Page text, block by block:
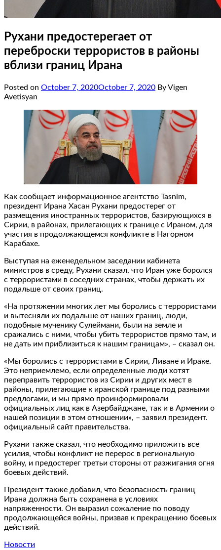
Рухани предостерегает от
переброски террористов в районы
вблизи границ Ирана
Posted on October 7, 2020October 7, 2020 By Vigen
Avetisyan
Как сообщает информационное агентство Tasnim,
президент Ирана Хасан Рухани предостерег от
размещения иностранных террористов, базирующихся в
Сирии, в районах, прилегающих к границе с Ираном, для
участия в продолжающемся конфликте в Нагорном
Карабахе.
Выступая на еженедельном заседании кабинета
министров в среду, Рухани сказал, что Иран уже боролся
с террористами в соседних странах, чтобы держать их
подальше от своих границ.
«На протяжении многих лет мы боролись с террористами
и вытесняли их подальше от наших границ, люди,
подобные мученику Сулеймани, были на земле и
сражались с ними, чтобы убить террористов прямо там, и
не дать им приблизиться к нашим границам», – сказал он.
«Мы боролись с террористами в Сирии, Ливане и Ираке.
Это неприемлемо, если определенные люди хотят
переправить террористов из Сирии и других мест в
районы, прилегающие к иранской границе под разными
предлогами, и мы прямо проинформировали
официальных лиц как в Азербайджане, так и в Армении о
нашей позиции в этом отношении», – заявил президент.
официальный сайт правительства.
Рухани также сказал, что необходимо приложить все
усилия, чтобы конфликт не перерос в региональную
войну, и предостерег третьи стороны от разжигания огня
боевых действий.
Президент также добавил, что безопасность границ
Ирана должна быть сохранена в условиях
напряженности. Он выразил сожаление по поводу
продолжающейся войны, призвав к прекращению боевых
действий.
Новости